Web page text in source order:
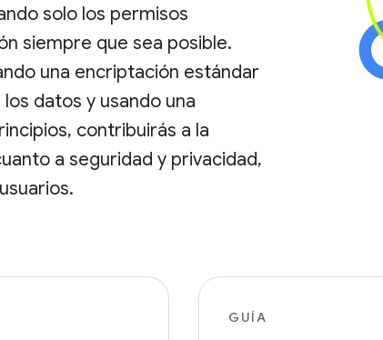
solo los permisos
siempre que sea posible.
una encriptación estándar
datos y usando una
contribuirás a la
a seguridad y privacidad,
GUÍA